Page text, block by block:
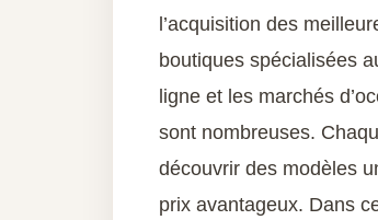
l’acquisition des
boutiques spécialisées
ligne et les marchés
sont nombreuses.
découvrir des modèles
prix avantageux. Dans